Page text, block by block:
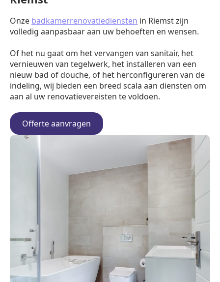
Onze badkamerrenovatiediensten in Riemst zijn
volledig aanpasbaar aan uw behoeften en wensen.
Of het nu gaat om het vervangen van sanitair, het
vernieuwen van tegelwerk, het installeren van een
nieuw bad of douche, of het herconfigureren van de
indeling, wij bieden een breed scala aan diensten om
aan al uw renovatievereisten te voldoen.
Offerte aanvragen